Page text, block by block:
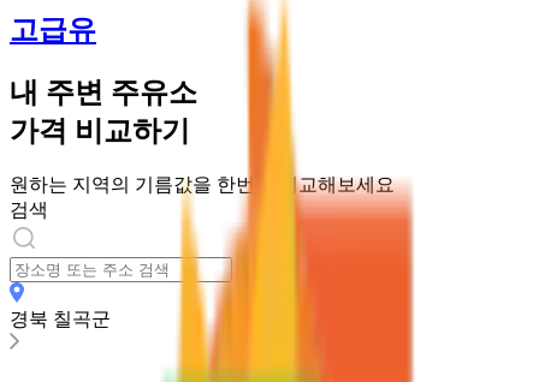
고급유
내 주변 주유소
가격 비교하기
원하는 지역의 기름값을 한번에 비교해보세요
검색
경북 칠곡군